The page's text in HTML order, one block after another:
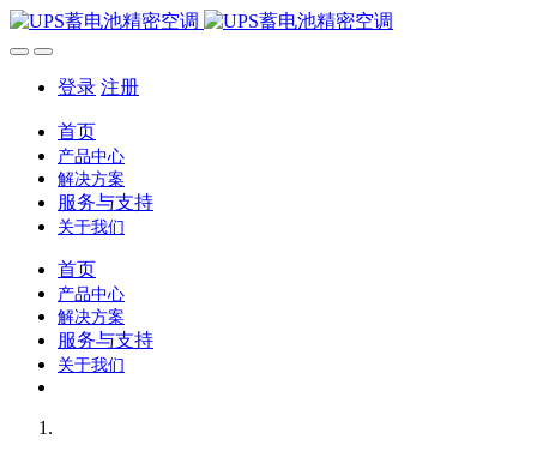
登录 注册
首页
产品中心
解决方案
服务与支持
关于我们
首页
产品中心
解决方案
服务与支持
关于我们